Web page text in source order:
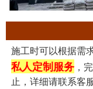
施工时可以根据需
私人定制服务，
止，详细请联系客